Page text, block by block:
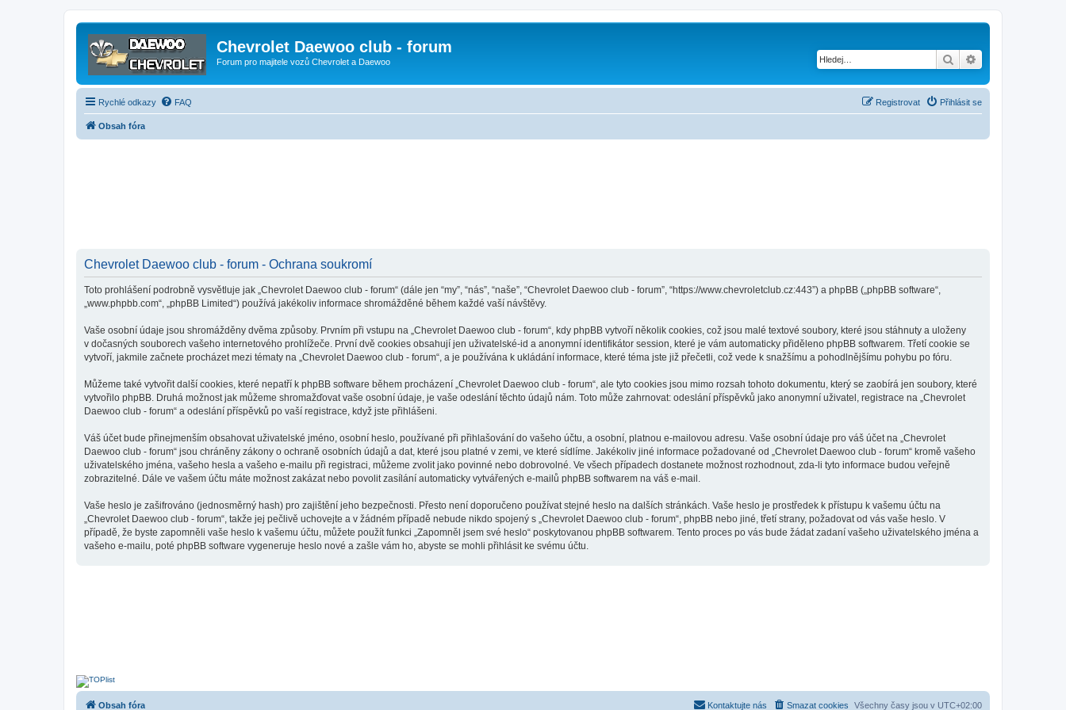
Chevrolet Daewoo club - forum
Forum pro majitele vozů Chevrolet a Daewoo Hledat
Rychlé odkazy FAQ Přihlásit se
Registrovat
Obsah fóra
Chevrolet Daewoo club - forum - Ochrana soukromí
Toto prohlášení podrobně vysvětluje jak „Chevrolet Daewoo club - forum“ (dále jen “my”, “nás”, “naše”, “Chevrolet Daewoo club - forum”, “https://www.chevroletclub.cz:443”) a phpBB („phpBB software“,
„www.phpbb.com“, „phpBB Limited“) používá jakékoliv informace shromážděné během každé vaší návštěvy.
Vaše osobní údaje jsou shromážděny dvěma způsoby. Prvním při vstupu na „Chevrolet Daewoo club - forum“, kdy phpBB vytvoří několik cookies, což jsou malé textové soubory, které jsou stáhnuty a uloženy
v dočasných souborech vašeho internetového prohlížeče. První dvě cookies obsahují jen uživatelské-id a anonymní identifikátor session, které je vám automaticky přiděleno phpBB softwarem. Třetí cookie se
vytvoří, jakmile začnete procházet mezi tématy na „Chevrolet Daewoo club - forum“, a je používána k ukládání informace, které téma jste již přečetli, což vede k snažšímu a pohodlnějšímu pohybu po fóru.
Můžeme také vytvořit další cookies, které nepatří k phpBB software během procházení „Chevrolet Daewoo club - forum“, ale tyto cookies jsou mimo rozsah tohoto dokumentu, který se zaobírá jen soubory, které
vytvořilo phpBB. Druhá možnost jak můžeme shromažďovat vaše osobní údaje, je vaše odeslání těchto údajů nám. Toto může zahrnovat: odeslání příspěvků jako anonymní uživatel, registrace na „Chevrolet
Daewoo club - forum“ a odeslání příspěvků po vaší registrace, když jste přihlášeni.
Váš účet bude přinejmenším obsahovat uživatelské jméno, osobní heslo, používané při přihlašování do vašeho účtu, a osobní, platnou e-mailovou adresu. Vaše osobní údaje pro váš účet na „Chevrolet
Daewoo club - forum“ jsou chráněny zákony o ochraně osobních údajů a dat, které jsou platné v zemi, ve které sídlíme. Jakékoliv jiné informace požadované od „Chevrolet Daewoo club - forum“ kromě vašeho
uživatelského jména, vašeho hesla a vašeho e-mailu při registraci, můžeme zvolit jako povinné nebo dobrovolné. Ve všech případech dostanete možnost rozhodnout, zda-li tyto informace budou veřejně
zobrazitelné. Dále ve vašem účtu máte možnost zakázat nebo povolit zasílání automaticky vytvářených e-mailů phpBB softwarem na váš e-mail.
Vaše heslo je zašifrováno (jednosměrný hash) pro zajištění jeho bezpečnosti. Přesto není doporučeno používat stejné heslo na dalších stránkách. Vaše heslo je prostředek k přístupu k vašemu účtu na
„Chevrolet Daewoo club - forum“, takže jej pečlivě uchovejte a v žádném případě nebude nikdo spojený s „Chevrolet Daewoo club - forum“, phpBB nebo jiné, třetí strany, požadovat od vás vaše heslo. V
případě, že byste zapomněli vaše heslo k vašemu účtu, můžete použít funkci „Zapomněl jsem své heslo“ poskytovanou phpBB softwarem. Tento proces po vás bude žádat zadaní vašeho uživatelského jména a
vašeho e-mailu, poté phpBB software vygeneruje heslo nové a zašle vám ho, abyste se mohli přihlásit ke svému účtu.
Obsah fóra Všechny časy jsou v UTC+02:00
Smazat cookies
Kontaktujte nás